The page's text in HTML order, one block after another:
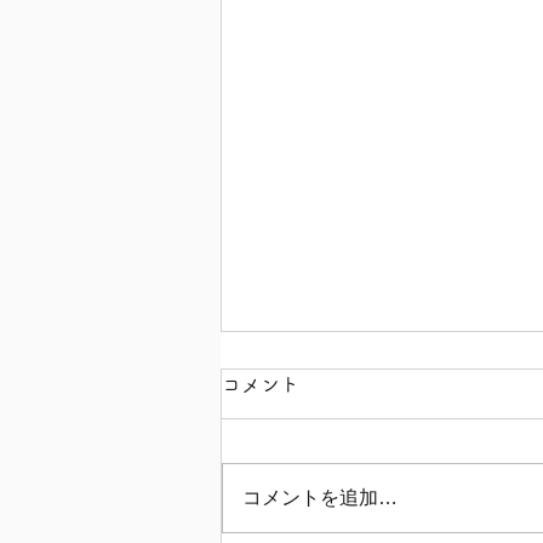
コメント
コメントを追加…